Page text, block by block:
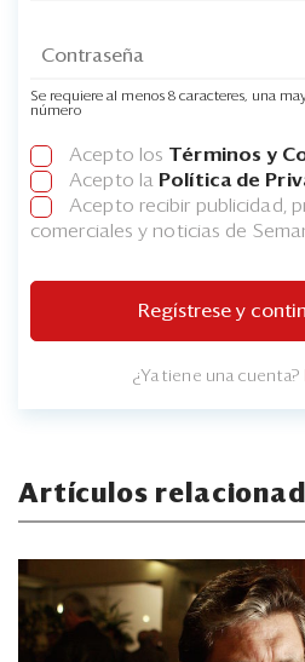
Se requiere al menos 8 caracteres, una
número
Acepto los Términos y
Acepto la Política de
Acepto recibir publicidad,
comerciales y noticias de
Regístrese y
¿Ya tiene una cuenta?
Artículos